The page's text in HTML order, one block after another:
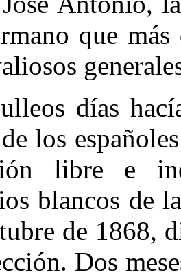
que
días
los
libre e
blancos de
de 1868,
Dos